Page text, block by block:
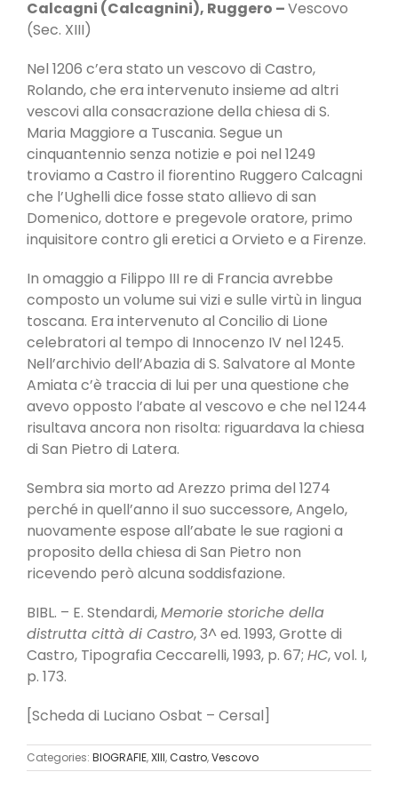
Calcagni (Calcagnini), Ruggero –Vescovo
(Sec. XIII)
Nel 1206 c’era stato un vescovo di Castro,
Rolando, che era intervenuto insieme ad altri
vescovi alla consacrazione della chiesa di S.
Maria Maggiore a Tuscania. Segue un
cinquantennio senza notizie e poi nel 1249
troviamo a Castro il fiorentino Ruggero Calcagni
che l’Ughelli dice fosse stato allievo di san
Domenico, dottore e pregevole oratore, primo
inquisitore contro gli eretici a Orvieto e a Firenze.
In omaggio a Filippo III re di Francia avrebbe
composto un volume sui vizi e sulle virtù in lingua
toscana. Era intervenuto al Concilio di Lione
celebratori al tempo di Innocenzo IV nel 1245.
Nell’archivio dell’Abazia di S. Salvatore al Monte
Amiata c’è traccia di lui per una questione che
avevo opposto l’abate al vescovo e che nel 1244
risultava ancora non risolta: riguardava la chiesa
di San Pietro di Latera.
Sembra sia morto ad Arezzo prima del 1274
perché in quell’anno il suo successore, Angelo,
nuovamente espose all’abate le sue ragioni a
proposito della chiesa di San Pietro non
ricevendo però alcuna soddisfazione.
BIBL. – E. Stendardi,Memorie storiche della
distrutta città di Castro, 3^ ed. 1993, Grotte di
Castro, Tipografia Ceccarelli, 1993, p. 67; HC, vol. I,
p. 173.
[Scheda di Luciano Osbat – Cersal]
Categories: BIOGRAFIE,XIII,Castro,Vescovo